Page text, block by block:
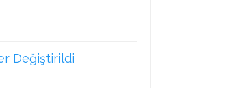
Değiştirildi